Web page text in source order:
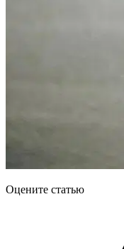
Оцените статью